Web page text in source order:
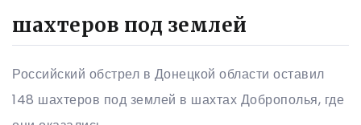
шахтеров под землей
Российский обстрел в Донецкой области оставил
148 шахтеров под землей в шахтах Доброполья, где